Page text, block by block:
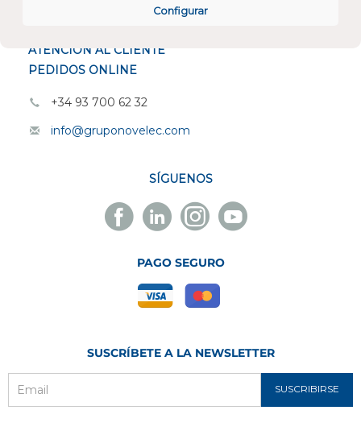
Configurar
ATENCIÓN AL CLIENTE
PEDIDOS ONLINE
+34 93 700 62 32
info@gruponovelec.com
SÍGUENOS
Facebook
Novelec
Linkedin
Novelec
Instagram
Novelec
Youtube
Novelec
PAGO SEGURO
SUSCRÍBETE A LA NEWSLETTER
SUSCRIBIRSE